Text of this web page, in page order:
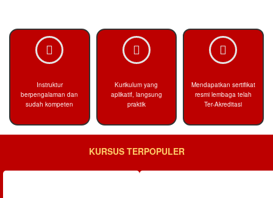
Instruktur
berpengalaman dan
sudah kompeten
Kurikulum yang
aplikatif, langsung
praktik
Mendapatkan sertifikat
resmi lembaga telah
Ter-Akreditasi
KURSUS TERPOPULER